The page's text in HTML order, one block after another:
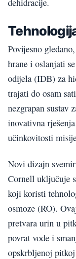
dehidracije.
Povijesno
hrane i oslanjati
odijela (IDB) za
trajati do osam
nezgrapan sustav
inovativna
učinkovitosti
Novi dizajn
Cornell uključuje
koji koristi
osmoze (RO).
pretvara urin u
povrat vode i
opskrbljenoj